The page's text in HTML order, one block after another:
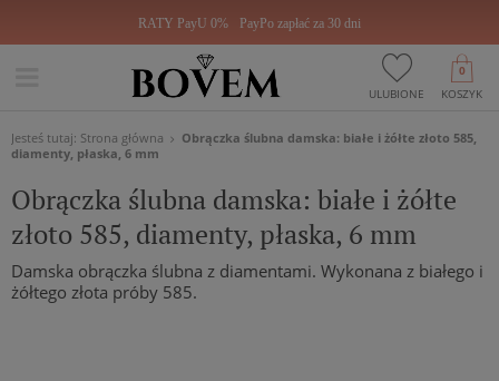
RATY PayU 0% PayPo zapłać za 30 dni
ULUBIONE KOSZYK
0
Jesteś tutaj: Strona główna
Obrączka ślubna damska: białe i żółte złoto 585,
diamenty, płaska, 6 mm
Obrączka ślubna damska: białe i żółte
złoto 585, diamenty, płaska, 6 mm
Damska obrączka ślubna z diamentami. Wykonana z białego i
żółtego złota próby 585.